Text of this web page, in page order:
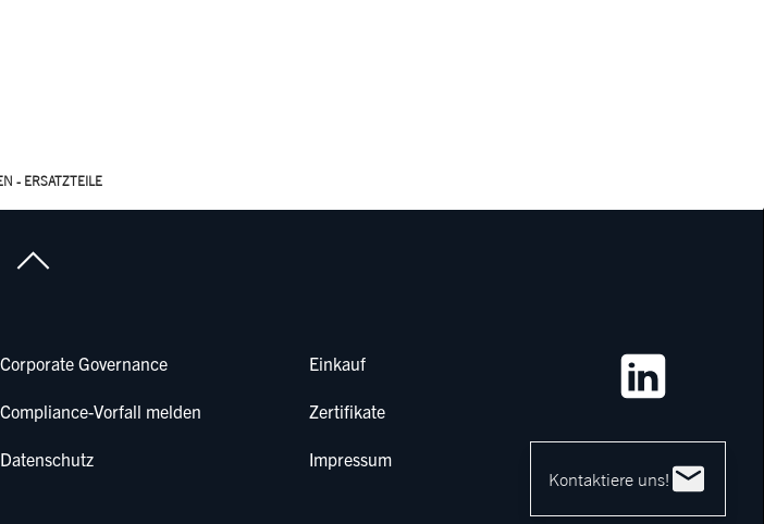
- ERSATZTEILE
Corporate Governance
Compliance-Vorfall melden
Datenschutz
Einkauf
Zertifikate
Impressum
Kontaktiere uns!